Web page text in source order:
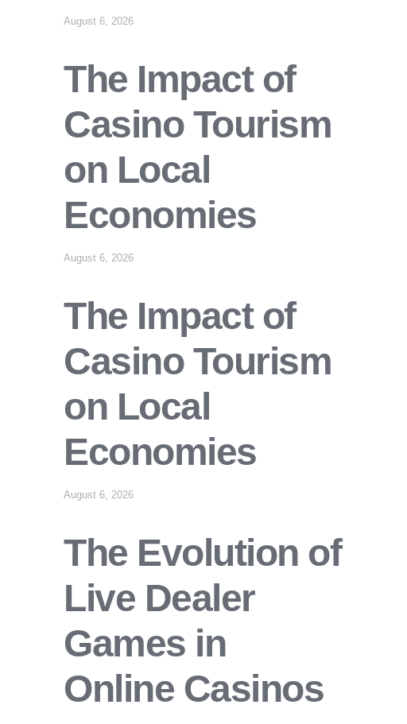
August 6, 2026
The Impact of
Casino Tourism
on Local
Economies
August 6, 2026
The Impact of
Casino Tourism
on Local
Economies
August 6, 2026
The Evolution of
Live Dealer
Games in
Online Casinos